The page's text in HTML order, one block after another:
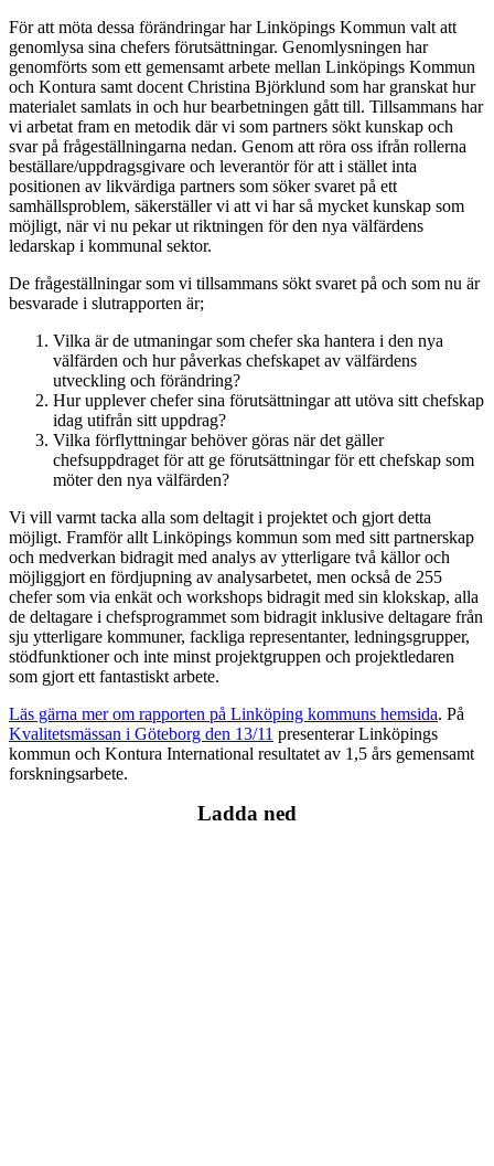
För att möta dessa förändringar har Linköpings Kommun valt att
genomlysa sina chefers förutsättningar. Genomlysningen har
genomförts som ett gemensamt arbete mellan Linköpings Kommun
och Kontura samt docent Christina Björklund som har granskat hur
materialet samlats in och hur bearbetningen gått till. Tillsammans har
vi arbetat fram en metodik där vi som partners sökt kunskap och
svar på frågeställningarna nedan. Genom att röra oss ifrån rollerna
beställare/uppdragsgivare och leverantör för att i stället inta
positionen av likvärdiga partners som söker svaret på ett
samhällsproblem, säkerställer vi att vi har så mycket kunskap som
möjligt, när vi nu pekar ut riktningen för den nya välfärdens
ledarskap i kommunal sektor.
De frågeställningar som vi tillsammans sökt svaret på och som nu är
besvarade i slutrapporten är;
Vilka är de utmaningar som chefer ska hantera i den nya
välfärden och hur påverkas chefskapet av välfärdens
utveckling och förändring?
Hur upplever chefer sina förutsättningar att utöva sitt chefskap
idag utifrån sitt uppdrag?
Vilka förflyttningar behöver göras när det gäller
chefsuppdraget för att ge förutsättningar för ett chefskap som
möter den nya välfärden?
Vi vill varmt tacka alla som deltagit i projektet och gjort detta
möjligt. Framför allt Linköpings kommun som med sitt partnerskap
och medverkan bidragit med analys av ytterligare två källor och
möjliggjort en fördjupning av analysarbetet, men också de 255
chefer som via enkät och workshops bidragit med sin klokskap, alla
de deltagare i chefsprogrammet som bidragit inklusive deltagare från
sju ytterligare kommuner, fackliga representanter, ledningsgrupper,
stödfunktioner och inte minst projektgruppen och projektledaren
som gjort ett fantastiskt arbete.
Läs gärna mer om rapporten på Linköping kommuns hemsida. På
Kvalitetsmässan i Göteborg den 13/11 presenterar Linköpings
kommun och Kontura International resultatet av 1,5 års gemensamt
forskningsarbete.
Ladda ned